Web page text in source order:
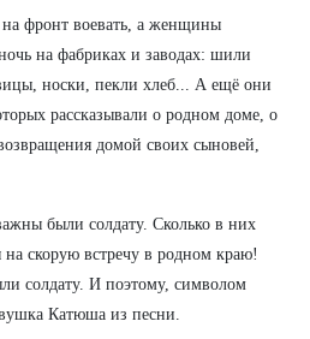
фронт воевать, а женщины
на фабриках и заводах: шили
носки, пекли хлеб... А ещё они
рассказывали о родном доме, о
домой своих сыновей,
были солдату. Сколько в них
скорую встречу в родном краю!
солдату. И поэтому, символом
Катюша из песни.